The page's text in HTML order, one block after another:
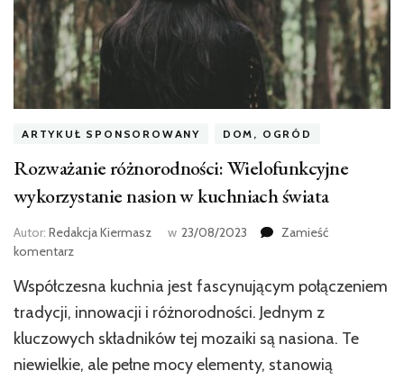
ARTYKUŁ SPONSOROWANY DOM, OGRÓD
Rozważanie różnorodności: Wielofunkcyjne
wykorzystanie nasion w kuchniach świata
Autor: Redakcja Kiermasz w 23/08/2023
Zamieść
komentarzwe
Rozważanie
różnorodności:
Wielofunkcyjne
wykorzystanie
nasion
Współczesna kuchnia jest fascynującym połączeniem
tradycji, innowacji i różnorodności. Jednym z
kluczowych składników tej mozaiki są nasiona. Te
niewielkie, ale pełne mocy elementy, stanowią